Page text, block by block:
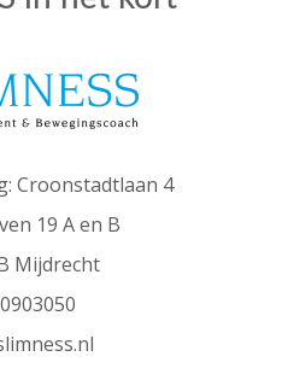
Croonstadtlaan 4
19 A en B
Mijdrecht